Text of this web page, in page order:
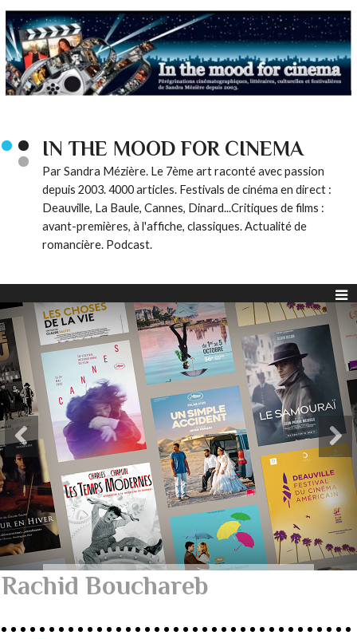
IN THE MOOD FOR CINEMA
Par Sandra Mézière. Le 7ème art raconté avec passion
depuis 2003. 4000 articles. Festivals de cinéma en direct :
Deauville, La Baule, Cannes, Dinard...Critiques de films :
avant-premières, à l'affiche, classiques. Actualité de
romancière. Podcast.
Rachid Bouchareb